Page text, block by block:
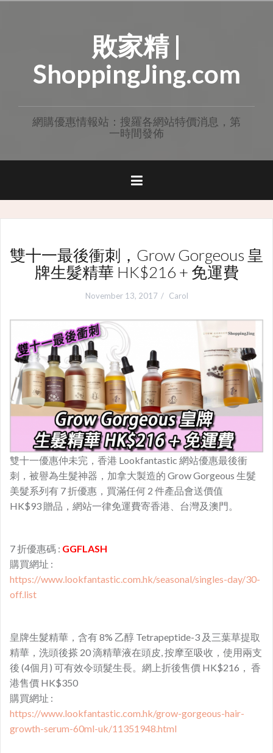
敗家精 |
ShoppingJing.com
網購優惠情報站：搜羅各網站特價消息，第
一時間發佈
雙十一最後衝刺，Grow Gorgeous 皇
牌生髮精華 HK$216 + 免運費
November 13, 2017 Carol
雙十一優惠仲未完，香港 Lookfantastic 網站優惠最後衝
刺，被譽為生髮神器，加拿大製造的 Grow Gorgeous 生髮
美髮系列有 7 折優惠，買滿任何 2 件產品會送價值
HK$93 贈品，網站一律免運費寄香港、台灣及澳門。
7 折優惠碼 : GGFLASH
購買網址 :
https://www.lookfantastic.com.hk/seasonal/singles-day/30-
off.list
皇牌生髮精華，含有 8% 乙醇 Tetrapeptide-3 及三葉草提取
精華，洗頭後搽 20 滴精華液在頭皮, 按摩至吸收，使用兩支
後 (4個月) 可有效令頭髮生長。網上折後售價 HK$216， 香
港售價 HK$350
購買網址 :
https://www.lookfantastic.com.hk/grow-gorgeous-hair-
growth-serum-60ml-uk/11351948.html